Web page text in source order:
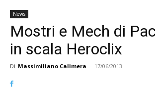
News
Mostri e Mech di
in scala Heroclix
Di Massimiliano Calimera - 17/06/2013